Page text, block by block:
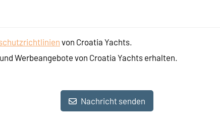
von Croatia Yachts.
Werbeangebote von Croatia Yachts erhalten.
Nachricht senden